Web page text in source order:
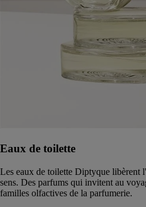
Eaux de toilette
Les eaux de toilette Diptyque libèrent
sens. Des parfums qui invitent au
familles olfactives de la parfumerie.